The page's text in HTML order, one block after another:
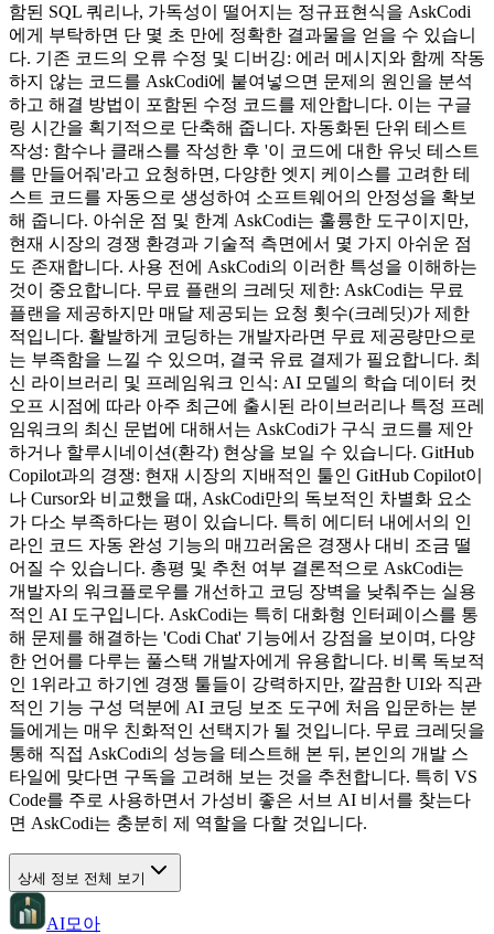
함된 SQL 쿼리나, 가독성이 떨어지는 정규표현식을 AskCodi
에게 부탁하면 단 몇 초 만에 정확한 결과물을 얻을 수 있습니
다. 기존 코드의 오류 수정 및 디버깅: 에러 메시지와 함께 작동
하지 않는 코드를 AskCodi에 붙여넣으면 문제의 원인을 분석
하고 해결 방법이 포함된 수정 코드를 제안합니다. 이는 구글
링 시간을 획기적으로 단축해 줍니다. 자동화된 단위 테스트
작성: 함수나 클래스를 작성한 후 '이 코드에 대한 유닛 테스트
를 만들어줘'라고 요청하면, 다양한 엣지 케이스를 고려한 테
스트 코드를 자동으로 생성하여 소프트웨어의 안정성을 확보
해 줍니다. 아쉬운 점 및 한계 AskCodi는 훌륭한 도구이지만,
현재 시장의 경쟁 환경과 기술적 측면에서 몇 가지 아쉬운 점
도 존재합니다. 사용 전에 AskCodi의 이러한 특성을 이해하는
것이 중요합니다. 무료 플랜의 크레딧 제한: AskCodi는 무료
플랜을 제공하지만 매달 제공되는 요청 횟수(크레딧)가 제한
적입니다. 활발하게 코딩하는 개발자라면 무료 제공량만으로
는 부족함을 느낄 수 있으며, 결국 유료 결제가 필요합니다. 최
신 라이브러리 및 프레임워크 인식: AI 모델의 학습 데이터 컷
오프 시점에 따라 아주 최근에 출시된 라이브러리나 특정 프레
임워크의 최신 문법에 대해서는 AskCodi가 구식 코드를 제안
하거나 할루시네이션(환각) 현상을 보일 수 있습니다. GitHub
Copilot과의 경쟁: 현재 시장의 지배적인 툴인 GitHub Copilot이
나 Cursor와 비교했을 때, AskCodi만의 독보적인 차별화 요소
가 다소 부족하다는 평이 있습니다. 특히 에디터 내에서의 인
라인 코드 자동 완성 기능의 매끄러움은 경쟁사 대비 조금 떨
어질 수 있습니다. 총평 및 추천 여부 결론적으로 AskCodi는
개발자의 워크플로우를 개선하고 코딩 장벽을 낮춰주는 실용
적인 AI 도구입니다. AskCodi는 특히 대화형 인터페이스를 통
해 문제를 해결하는 'Codi Chat' 기능에서 강점을 보이며, 다양
한 언어를 다루는 풀스택 개발자에게 유용합니다. 비록 독보적
인 1위라고 하기엔 경쟁 툴들이 강력하지만, 깔끔한 UI와 직관
적인 기능 구성 덕분에 AI 코딩 보조 도구에 처음 입문하는 분
들에게는 매우 친화적인 선택지가 될 것입니다. 무료 크레딧을
통해 직접 AskCodi의 성능을 테스트해 본 뒤, 본인의 개발 스
타일에 맞다면 구독을 고려해 보는 것을 추천합니다. 특히 VS
Code를 주로 사용하면서 가성비 좋은 서브 AI 비서를 찾는다
면 AskCodi는 충분히 제 역할을 다할 것입니다.
상세 정보 전체 보기
AI모아